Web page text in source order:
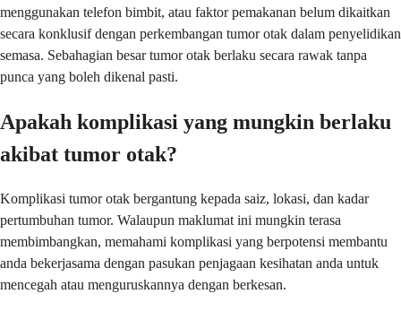
menggunakan telefon bimbit, atau faktor pemakanan belum dikaitkan
secara konklusif dengan perkembangan tumor otak dalam penyelidikan
semasa. Sebahagian besar tumor otak berlaku secara rawak tanpa
punca yang boleh dikenal pasti.
Apakah komplikasi yang mungkin berlaku
akibat tumor otak?
Komplikasi tumor otak bergantung kepada saiz, lokasi, dan kadar
pertumbuhan tumor. Walaupun maklumat ini mungkin terasa
membimbangkan, memahami komplikasi yang berpotensi membantu
anda bekerjasama dengan pasukan penjagaan kesihatan anda untuk
mencegah atau menguruskannya dengan berkesan.